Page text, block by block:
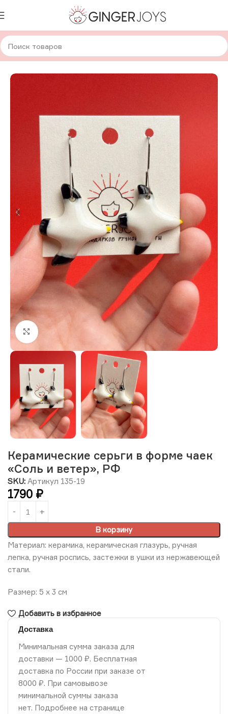
Главная Украшения Кулоны Керамические кулоны
Нажмите, чтобы увеличить изображение
Керамические серьги в форме чаек
«Соль и ветер», РФ
SKU: Артикул 135-19
1790 ₽
В корзину
Материал: керамика, керамическая глазурь, ручная
лепка, ручная роспись, застежки в ушки из нержавеющей
стали.
Размер: 5 х 3 см
Добавить в избранное
Доставка
Минимальная сумма заказа для
доставки — 1000 ₽. Бесплатная
доставка по России при заказе от
8000 ₽. При самовывозе
минимальной суммы заказа
нет. Подробнее на странице